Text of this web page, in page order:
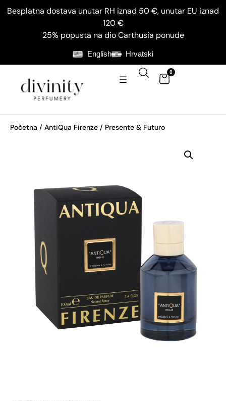
Besplatna dostava unutar RH iznad 50 €, unutar EU iznad
120 €
25% popusta na dio Carthusia ponude
English Hrvatski
0
Početna / AntiQua Firenze / Presente & Futuro